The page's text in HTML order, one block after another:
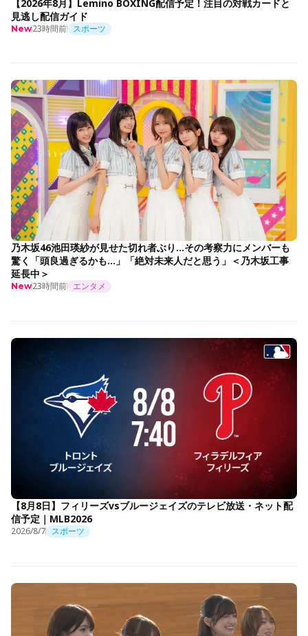
【2026年8月】Lemino BOXING配信予定！注目の対戦カードと
見逃し配信ガイド
New23時間前 スポーツ
乃木坂46池田瑛紗が見せた切れ者ぶり…その考察力にメンバーも
驚く「頭良過ぎるかも…」「絶対未来人だと思う」＜乃木坂工事
延長中＞
New23時間前 エンタメ
【8月8日】フィリーズvsブルージェイズのテレビ放送・ネット配
信予定｜MLB2026
2026/8/7 スポーツ